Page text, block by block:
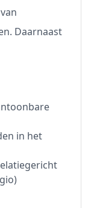
Daarnaast
in het